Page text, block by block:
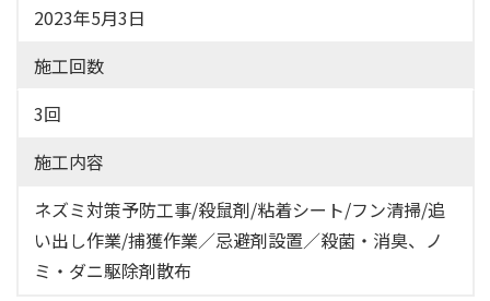
2023年5月3日
施工回数
3回
施工内容
ネズミ対策予防工事/殺鼠剤/粘着シート/フン清掃/追
い出し作業/捕獲作業／忌避剤設置／殺菌・消臭、ノ
ミ・ダニ駆除剤散布